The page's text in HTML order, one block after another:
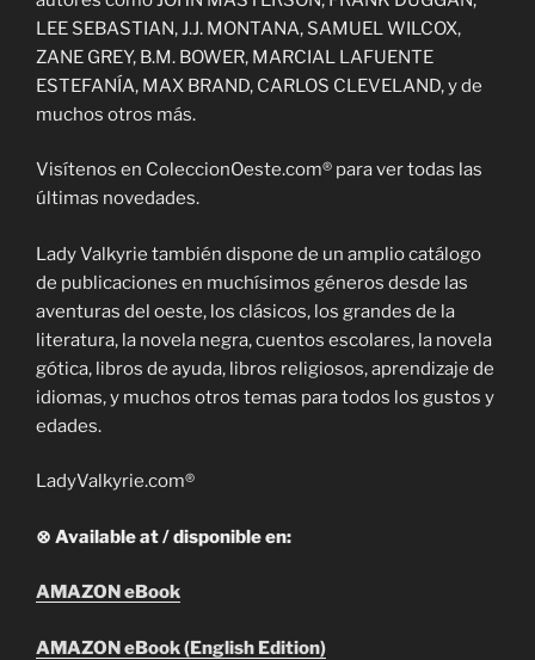
LEE SEBASTIAN, J.J. MONTANA, SAMUEL WILCOX,
ZANE GREY, B.M. BOWER, MARCIAL LAFUENTE
ESTEFANÍA, MAX BRAND, CARLOS CLEVELAND, y de
muchos otros más.
Visítenos en ColeccionOeste.com® para ver todas las
últimas novedades.
Lady Valkyrie también dispone de un amplio catálogo
de publicaciones en muchísimos géneros desde las
aventuras del oeste, los clásicos, los grandes de la
literatura, la novela negra, cuentos escolares, la novela
gótica, libros de ayuda, libros religiosos, aprendizaje de
idiomas, y muchos otros temas para todos los gustos y
edades.
LadyValkyrie.com®
⊗ Available at / disponible en:
AMAZON eBook
AMAZON eBook (English Edition)